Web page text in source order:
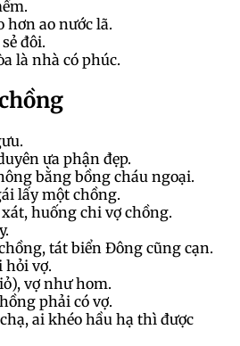
hơn ao nước lã.
đôi.
là nhà có phúc.
ưa phận đẹp.
bằng bồng cháu ngoại.
lấy một chồng.
huống chi vợ chồng.
tát biển Đông cũng cạn.
hỏi vợ.
vợ như hom.
phải có vợ.
ai khéo hầu hạ thì được